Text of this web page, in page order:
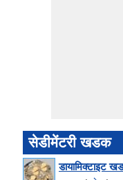
सेडीमेंटरी खडक
डायामिक्टाइट